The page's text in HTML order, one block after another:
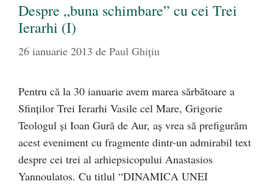
Despre „buna schimbare” cu cei Trei
Ierarhi (I)
26 ianuarie 2013 de Paul Ghițiu
Pentru că la 30 ianuarie avem marea sărbătoare a
Sfinţilor Trei Ierarhi Vasile cel Mare, Grigorie
Teologul şi Ioan Gură de Aur, aş vrea să prefigurăm
acest eveniment cu fragmente dintr-un admirabil text
despre cei trei al arhiepsicopului Anastasios
Yannoulatos. Cu titlul “DINAMICA UNEI